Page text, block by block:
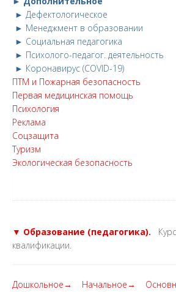
► Дефектологическое
► Менеджмент в образовании
► Социальная педагогика
► Психолого-педагог. деятельность
► Коронавирус (COVID-19)
ПТМ и Пожарная безопасность
Первая медицинская помощь
Психология
Реклама
Соцзащита
Туризм
Экологическая безопасность
▼ Образование (педагогика).
квалификации.
Дошкольное→ Начальное→